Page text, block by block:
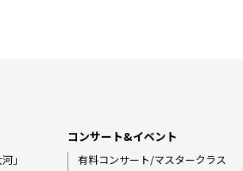
」
コンサート&イベント
有料コンサート/マスタークラス